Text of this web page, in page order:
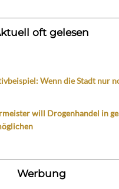
oft gelesen
Wenn die Stadt nur
will Drogenhandel in
Werbung